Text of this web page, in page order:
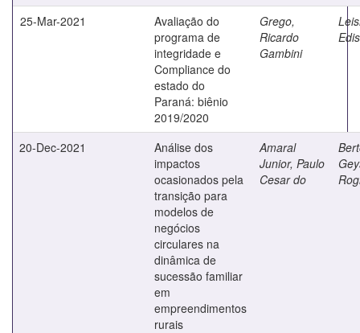
25-Mar-2021
Avaliação do
programa de
integridade e
Compliance do
estado do
Paraná: biênio
2019/2020
Grego,
Ricardo
Gambini
20-Dec-2021
Análise dos
impactos
ocasionados pela
transição para
modelos de
negócios
circulares na
dinâmica de
sucessão familiar
em
empreendimentos
rurais
Amaral
Junior, Paulo
Cesar do